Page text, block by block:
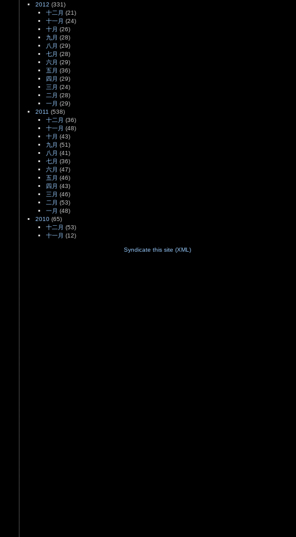
2012 (331)
十二月 (21)
十一月 (24)
十月 (26)
九月 (28)
八月 (29)
七月 (28)
六月 (29)
五月 (36)
四月 (29)
三月 (24)
二月 (28)
一月 (29)
2011 (538)
十二月 (36)
十一月 (48)
十月 (43)
九月 (51)
八月 (41)
七月 (36)
六月 (47)
五月 (46)
四月 (43)
三月 (46)
二月 (53)
一月 (48)
2010(65)
十二月 (53)
十一月 (12)
Syndicate this site (XML)